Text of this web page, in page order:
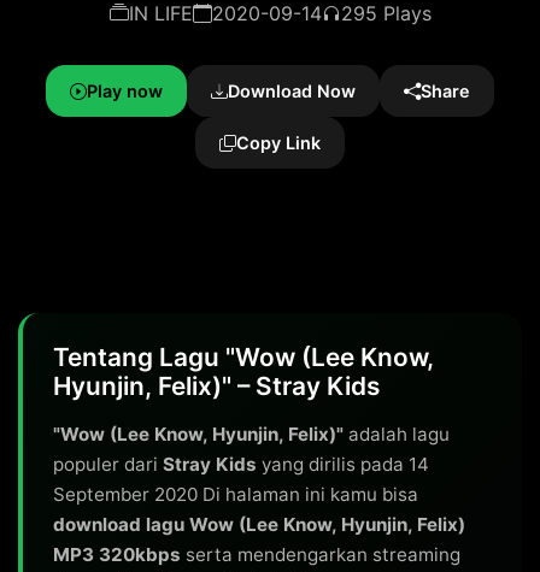
IN LIFE 2020-09-14 295 Plays
Play now Download Now Share
Copy Link
Tentang Lagu "Wow (Lee Know,
Hyunjin, Felix)" – Stray Kids
"Wow (Lee Know, Hyunjin, Felix)" adalah lagu
populer dari Stray Kids yang dirilis pada 14
September 2020 Di halaman ini kamu bisa
download lagu Wow (Lee Know, Hyunjin, Felix)
MP3 320kbps serta mendengarkan streaming